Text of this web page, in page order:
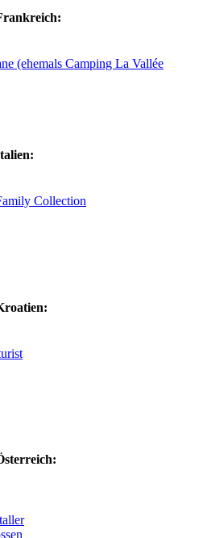
(ehemals Camping La Vallée
Collection